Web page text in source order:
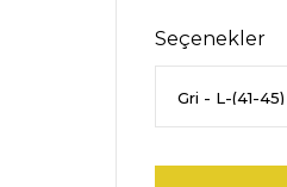
Seçenekler